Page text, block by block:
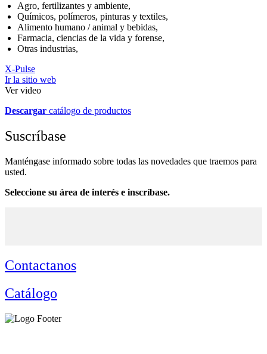
Agro, fertilizantes y ambiente,
Químicos, polímeros, pinturas y textiles,
Alimento humano / animal y bebidas,
Farmacia, ciencias de la vida y forense,
Otras industrias,
X-Pulse
Ir la sitio web
Ver video
Descargar catálogo de productos
Suscríbase
Manténgase informado sobre todas las novedades que traemos para
usted.
Seleccione su área de interés e inscríbase.
Contactanos
Catálogo